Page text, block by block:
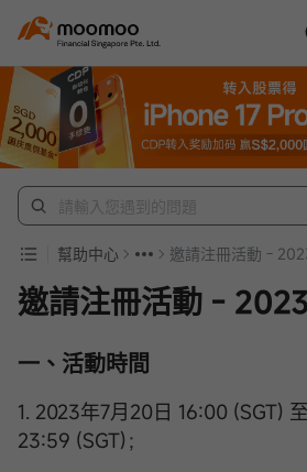
幫助中心 邀請注冊活動 -
邀請注冊活動 -
一、活動時間
1. 2023年7月20日 16:00 (SGT)
23:59 (SGT)；